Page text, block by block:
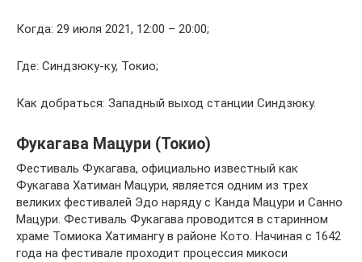
Когда: 29 июля 2021, 12:00 – 20:00;
Где: Синдзюку-ку, Токио;
Как добраться: Западный выход станции Синдзюку.
Фукагава Мацури (Токио)
Фестиваль Фукагава, официально известный как
Фукагава Хатиман Мацури, является одним из трех
великих фестивалей Эдо наряду с Канда Мацури и Санно
Мацури. Фестиваль Фукагава проводится в старинном
храме Томиока Хатимангу в районе Кото. Начиная с 1642
года на фестивале проходит процессия микоси